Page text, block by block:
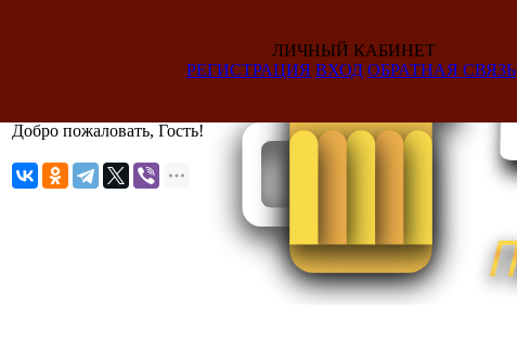
Добро пожаловать, Гость!
ЛИЧНЫЙ КАБИНЕТ
РЕГИСТРАЦИЯ ВХОД ОБРАТНАЯ СВЯЗЬ